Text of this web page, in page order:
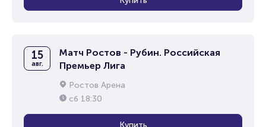
15
авг.
Матч Ростов - Рубин. Российская
Премьер Лига
Ростов Арена
сб 18:30
Купить